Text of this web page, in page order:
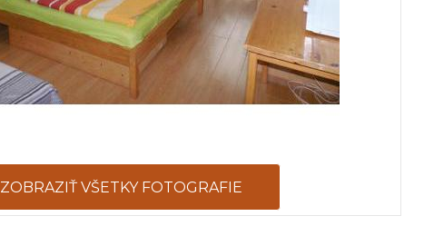
ZOBRAZIŤ VŠETKY FOTOGRAFIE